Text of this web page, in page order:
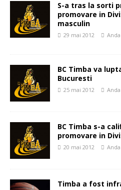
S-a tras la sorti
promovare in
masculin
29 mai 2012
BC Timba va
Bucuresti
25 mai 2012
BC Timba s-a
promovare in
20 mai 2012
Timba a fost